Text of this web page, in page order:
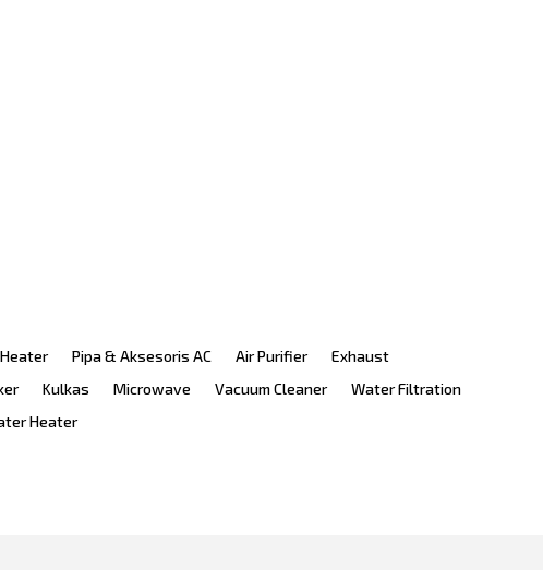
Pipa & Aksesoris AC Air Purifier
Exhaust
Kulkas Microwave Vacuum Cleaner
Water Filtration
Heater